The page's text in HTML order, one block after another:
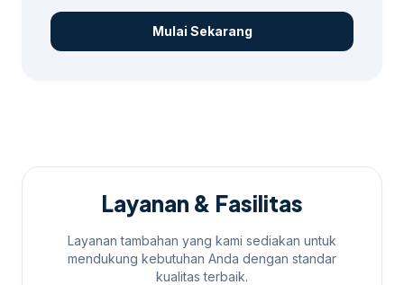
Paket Layanan
Paket Dasar: Rp500.000 – mencakup
audit ringan dan pengiriman pesan ke
Mulai Sekarang
Layanan & Fasilitas
Layanan tambahan yang kami sediakan untuk
mendukung kebutuhan Anda dengan standar
kualitas terbaik.